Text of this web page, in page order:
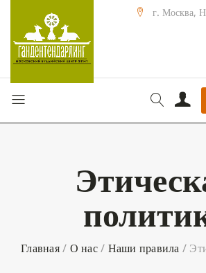
г. Москва,
Главная/ О нас/ Наши правила /